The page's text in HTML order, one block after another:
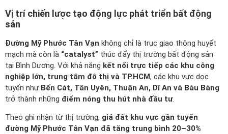
Vị trí chiến lược tạo động lực phát triển bất động
sản
Đường Mỹ Phước Tân Vạn không chỉ là trục giao thông huyết
mạch mà còn là “catalyst” thúc đẩy thị trường bất động sản
tại Bình Dương. Với khả năng kết nối trực tiếp các khu công
nghiệp lớn, trung tâm đô thị và TP.HCM, các khu vực dọc
tuyến như Bến Cát, Tân Uyên, Thuận An, Dĩ An và Bàu Bàng
trở thành những điểm nóng thu hút nhà đầu tư.
Theo ghi nhận từ thị trường, giá đất khu vực gần tuyến
đường Mỹ Phước Tân Vạn đã tăng trung bình 20–30%